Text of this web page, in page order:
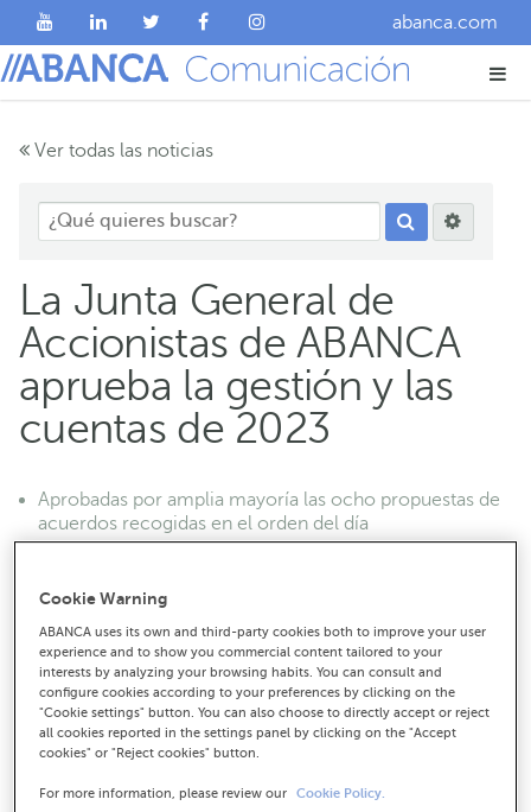
abanca.com
Ver todas las noticias
La Junta General de
Accionistas de ABANCA
aprueba la gestión y las
cuentas de 2023
Aprobadas por amplia mayoría las ocho propuestas de
acuerdos recogidas en el orden del día
Cookie Warning
ABANCA uses its own and third-party cookies both to improve your user
experience and to show you commercial content tailored to your
interests by analyzing your browsing habits. You can consult and
configure cookies according to your preferences by clicking on the
"Cookie settings" button. You can also choose to directly accept or reject
all cookies reported in the settings panel by clicking on the "Accept
cookies" or "Reject cookies" button.
For more information, please review our Cookie Policy.